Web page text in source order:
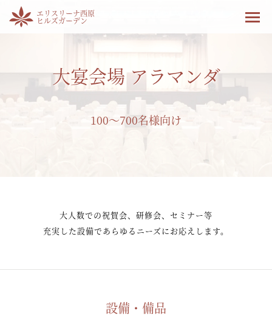
エリスリーナ西原
ヒルズガーデン
大宴会場 アラマンダ
100～700名様向け
大人数での祝賀会、研修会、セミナー等
充実した設備であらゆるニーズにお応えします。
設備・備品